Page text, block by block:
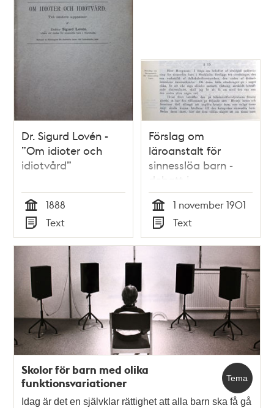
Dr. Sigurd Lovén -
”Om idioter och
idiotvård”
Tid
1888
Typ
Text
Förslag om
läroanstalt för
sinnesslöa barn -
debatt i
stadsfullmäktige
1901
Tid
1 november 1901
Typ
Text
Tema
Skolor för barn med olika
funktionsvariationer
Idag är det en självklar rättighet att alla barn ska få gå